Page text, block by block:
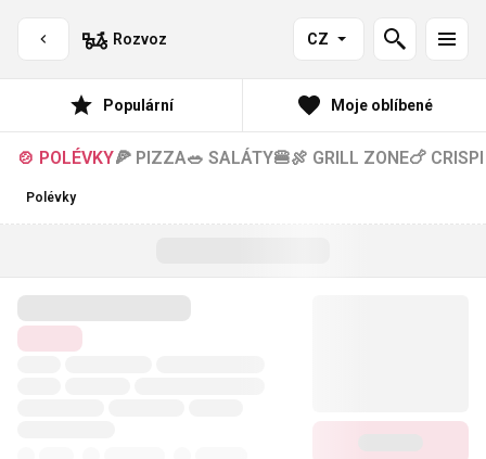
Rozvoz CZ
Populární Moje oblíbené
🍲 POLÉVKY🍕 PIZZA🥗 SALÁTY🍔🍖 GRILL ZONE🍗
Polévky